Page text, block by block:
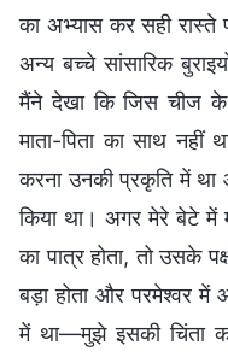
का अभ्यास कर सही
अन्य बच्चे सांसारिक
मैंने देखा कि जिस चीज के
माता-पिता का साथ नहीं
करना उनकी प्रकृति में
किया था। अगर मेरे बेटे में
का पात्र होता, तो उसके
बड़ा होता और परमेश्वर
में था—मुझे इसकी चिंता